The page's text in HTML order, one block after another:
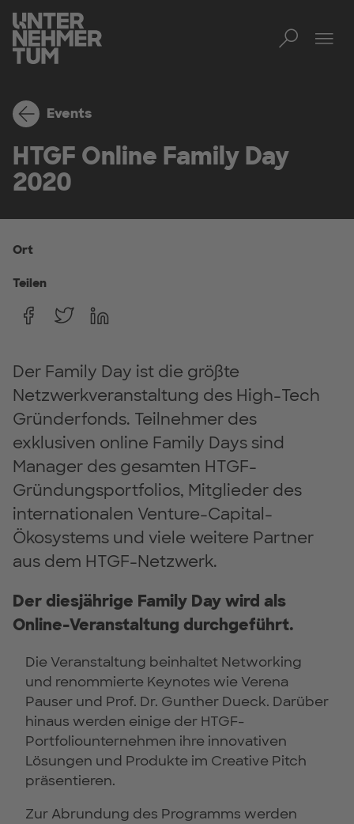
Events
HTGF Online Family Day
2020
Ort
Teilen
Der Family Day ist die größte
Netzwerkveranstaltung des High-Tech
Gründerfonds. Teilnehmer des
exklusiven online Family Days sind
Manager des gesamten HTGF-
Gründungsportfolios, Mitglieder des
internationalen Venture-Capital-
Ökosystems und viele weitere Partner
aus dem HTGF-Netzwerk.
Der diesjährige Family Day wird als
Online-Veranstaltung durchgeführt.
Die Veranstaltung beinhaltet Networking
und renommierte Keynotes wie Verena
Pauser und Prof. Dr. Gunther Dueck. Darüber
hinaus werden einige der HTGF-
Portfoliounternehmen ihre innovativen
Lösungen und Produkte im Creative Pitch
präsentieren.
Zur Abrundung des Programms werden